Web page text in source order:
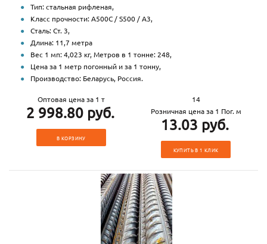
Тип: стальная рифленая,
Класс прочности: А500С / S500 / А3,
Сталь: Ст. 3,
Длина: 11,7 метра
Вес 1 мп: 4,023 кг, Метров в 1 тонне: 248,
Цена за 1 метр погонный и за 1 тонну,
Производство: Беларусь, Россия.
Оптовая цена за 1 т
2 998.80 руб.
В КОРЗИНУ
14
Розничная цена за 1 Пог. м
13.03 руб.
КУПИТЬ В 1 КЛИК